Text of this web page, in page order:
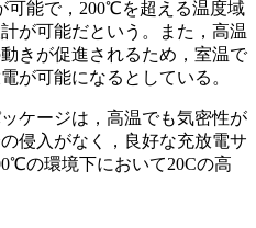
可能で，200℃を超える温度域
が可能だという。また，高温
きが促進されるため，室温で
が可能になるとしている。
ケージは，高温でも気密性が
侵入がなく，良好な充放電サ
の環境下において20Cの高